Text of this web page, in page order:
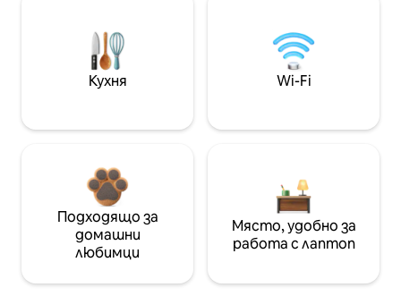
Кухня Wi-Fi
Подходящо за
домашни
любимци
Място, удобно за
работа с лаптоп